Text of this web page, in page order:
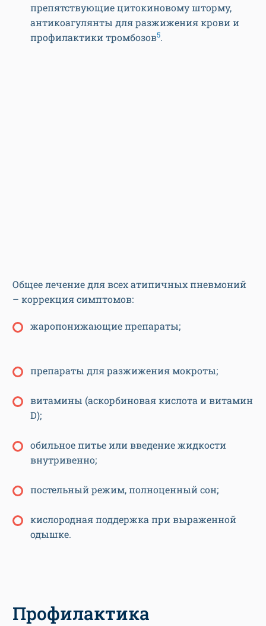
препятствующие цитокиновому шторму,
антикоагулянты для разжижения крови и
профилактики тромбозов5.
Общее лечение для всех атипичных пневмоний
– коррекция симптомов:
жаропонижающие препараты;
препараты для разжижения мокроты;
витамины (аскорбиновая кислота и витамин
D);
обильное питье или введение жидкости
внутривенно;
постельный режим, полноценный сон;
кислородная поддержка при выраженной
одышке.
Профилактика